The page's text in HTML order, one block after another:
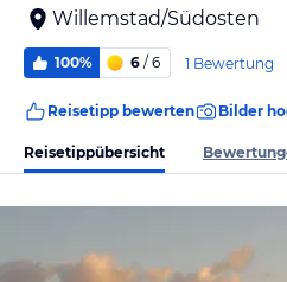
Willemstad/Südosten
100% 6 / 6 1 Bewertung
Reisetipp bewerten Bilder
Reisetippübersicht